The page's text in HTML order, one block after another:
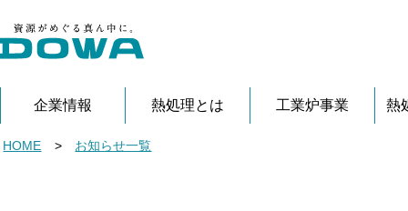
企業情報 熱処理とは 工業炉事業 熱
HOME > お知らせ一覧